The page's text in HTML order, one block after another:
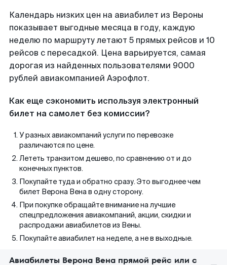
Календарь низких цен на авиабилет из Вероны
показывает выгодные месяца в году, каждую
неделю по маршруту летают 5 прямых рейсов и 10
рейсов с пересадкой. Цена варьируется, самая
дорогая из найденных пользователями 9000
рублей авиакомпанией Аэрофлот.
Как еще сэкономить используя электронный
билет на самолет без комиссии?
У разных авиакомпаний услуги по перевозке
различаются по цене.
Лететь транзитом дешево, по сравнению от и до
конечных пунктов.
Покупайте туда и обратно сразу. Это выгоднее чем
билет Верона Вена в одну сторону.
При покупке обращайте внимание на лучшие
спецпредложения авиакомпаний, акции, скидки и
распродажи авиабилетов из Вены.
Покупайте авиабилет на неделе, а не в выходные.
Авиабилеты Верона Вена прямой рейс или с